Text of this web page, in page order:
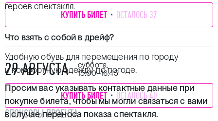
героев спектакля.
Что взять с собой в дрейф?
Удобную обувь для перемещения по городу
и комфортную одежду по погоде.
Просим вас указывать контактные данные при
покупке билета, чтобы мы могли связаться с вами
в случае переноса показа спектакля.
КУПИТЬ БИЛЕТ ОСТАЛОСЬ 37
29 АВГУСТА
суббота,
15:00–16:45
КУПИТЬ БИЛЕТ ОСТАЛОСЬ 40
СПОНСОРЫ ПРОЕКТА